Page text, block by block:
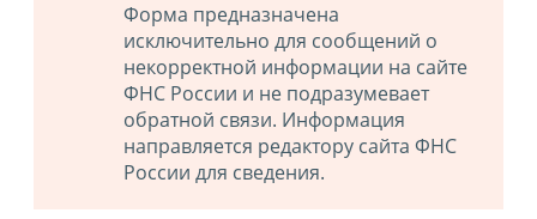
Форма предназначена
исключительно для сообщений о
некорректной информации на сайте
ФНС России и не подразумевает
обратной связи. Информация
направляется редактору сайта ФНС
России для сведения.